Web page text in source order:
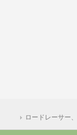
ロードレーサー